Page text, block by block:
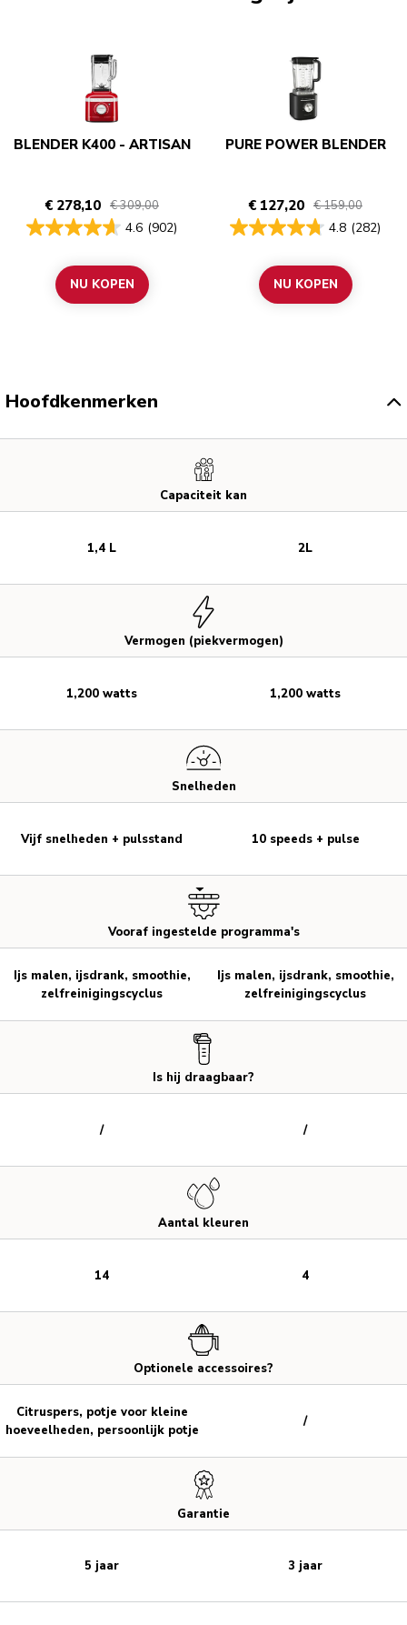
BLENDER K400 - ARTISAN
€ 278,10 € 309,00
4.6 (902)
NU KOPEN
PURE POWER BLENDER
€ 127,20 € 159,00
4.8 (282)
NU KOPEN
Hoofdkenmerken
Capaciteit kan
Vermogen (piekvermogen)
Snelheden
Vooraf ingestelde programma's
Is hij draagbaar?
Aantal kleuren
Optionele accessoires?
Garantie
1,4 L
1,200 watts
Vijf snelheden + pulsstand
Ijs malen, ijsdrank, smoothie,
zelfreinigingscyclus
/
14
Citruspers, potje voor kleine
hoeveelheden, persoonlijk potje
5 jaar
2L
1,200 watts
10 speeds + pulse
Ijs malen, ijsdrank, smoothie,
zelfreinigingscyclus
/
4
/
3 jaar